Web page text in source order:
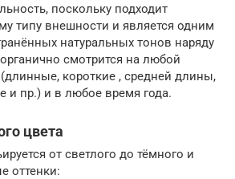
поскольку подходит
типу внешности и является одним
натуральных тонов наряду
смотрится на любой
короткие , средней длины,
и пр.) и в любое время года.
цвета
от светлого до тёмного и
оттенки: